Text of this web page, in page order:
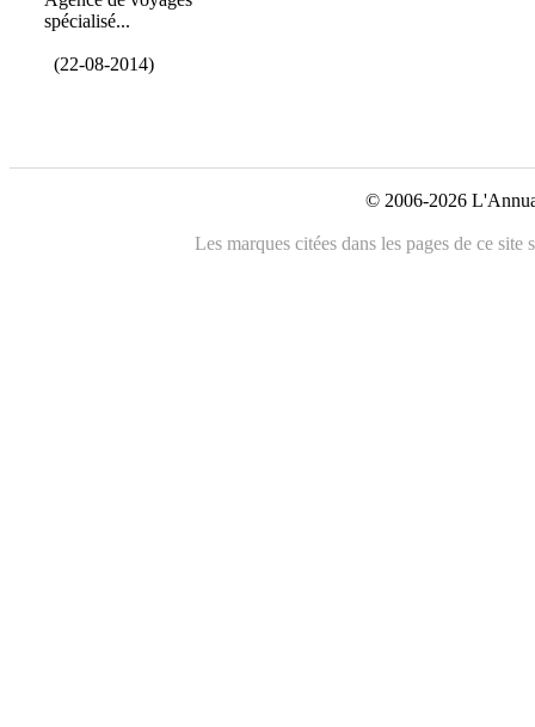
spécialisé...
(22-08-2014)
© 2006-2026
Les marques citées dans les pages de ce